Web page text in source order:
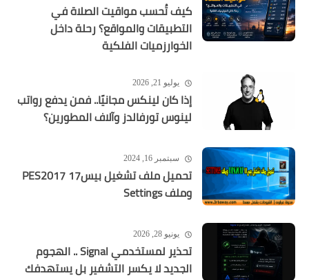
كيف تُحسب مواقيت الصلاة في
التطبيقات والمواقع؟ رحلة داخل
الخوارزميات الفلكية
يوليو 21, 2026
إذا كان لينكس مجانيًا.. فمن يدفع رواتب
لينوس تورفالدز وآلاف المطورين؟
سبتمبر 16, 2024
تحميل ملف تشغيل بيس17 PES2017
وملف Settings
يونيو 28, 2026
تحذير لمستخدمي Signal .. الهجوم
الجديد لا يكسر التشفير بل يستهدفك